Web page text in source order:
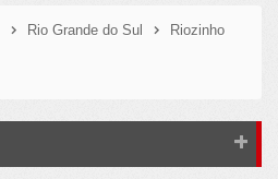
Rio Grande do Sul Riozinho